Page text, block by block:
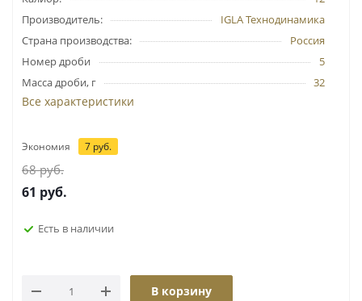
Производитель:
IGLA Технодинамика
Страна производства:
Россия
Номер дроби
5
Масса дроби, г
32
Все характеристики
Экономия 7 руб.
68 руб.
61 руб.
Есть в наличии
В корзину